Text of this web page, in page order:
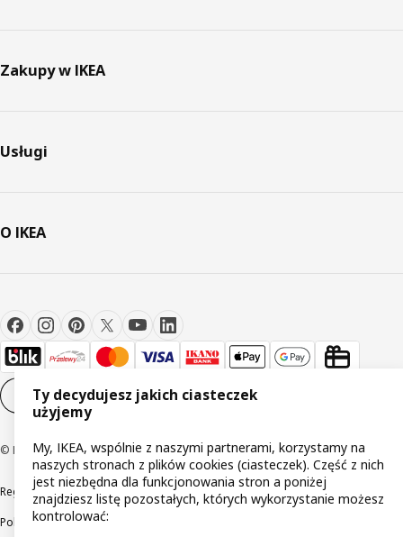
Zakupy w IKEA
Usługi
O IKEA
Ustawienia plików cookie PL
© Inter IKEA Systems B.V 1999-2026
RegulaminyPolityka prywatnościWycofane produkty
Polityka odpowiedzialnego ujawniania informacji
Ty decydujesz jakich ciasteczek
użyjemy
My, IKEA, wspólnie z naszymi partnerami, korzystamy na
naszych stronach z plików cookies (ciasteczek). Część z nich
jest niezbędna dla funkcjonowania stron a poniżej
znajdziesz listę pozostałych, których wykorzystanie możesz
kontrolować: